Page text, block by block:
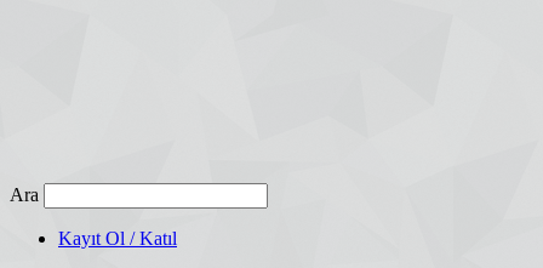
Ara
Kayıt Ol / Katıl